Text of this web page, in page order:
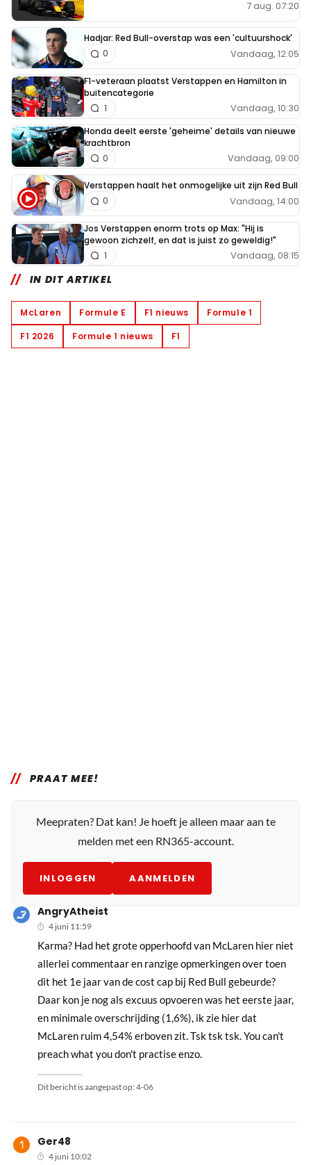
7 aug. 07:20
Hadjar: Red Bull-overstap was een 'cultuurshock'
Vandaag, 12:05
0
F1-veteraan plaatst Verstappen en Hamilton in
buitencategorie
Vandaag, 10:30
1
Honda deelt eerste 'geheime' details van nieuwe
krachtbron
Vandaag, 09:00
0
Verstappen haalt het onmogelijke uit zijn Red Bull
Vandaag, 14:00
0
Jos Verstappen enorm trots op Max: "Hij is
gewoon zichzelf, en dat is juist zo geweldig!"
Vandaag, 08:15
1
IN DIT ARTIKEL
McLaren Formule E F1 nieuws
Formule 1
F1 2026
Formule 1 nieuws F1
PRAAT MEE!
Meepraten? Dat kan! Je hoeft je alleen maar aan te
melden met een RN365-account.
INLOGGEN AANMELDEN
Ger48
4 juni 10:02
AngryAtheist
4 juni 11:59
Karma? Had het grote opperhoofd van McLaren hier niet
allerlei commentaar en ranzige opmerkingen over toen
dit het 1e jaar van de cost cap bij Red Bull gebeurde?
Daar kon je nog als excuus opvoeren was het eerste jaar,
en minimale overschrijding (1,6%), ik zie hier dat
McLaren ruim 4,54% erboven zit. Tsk tsk tsk. You can't
preach what you don't practise enzo.
Dit bericht is aangepast op:4-06